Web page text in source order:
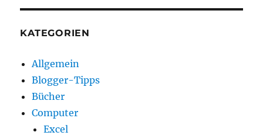
KATEGORIEN
Allgemein
Blogger-Tipps
Bücher
Computer
Excel